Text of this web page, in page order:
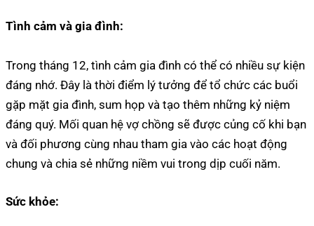
Tình cảm và gia đình:
Trong tháng 12, tình cảm gia đình có thể có nhiều sự kiện
đáng nhớ. Đây là thời điểm lý tưởng để tổ chức các buổi
gặp mặt gia đình, sum họp và tạo thêm những kỷ niệm
đáng quý. Mối quan hệ vợ chồng sẽ được củng cố khi bạn
và đối phương cùng nhau tham gia vào các hoạt động
chung và chia sẻ những niềm vui trong dịp cuối năm.
Sức khỏe: